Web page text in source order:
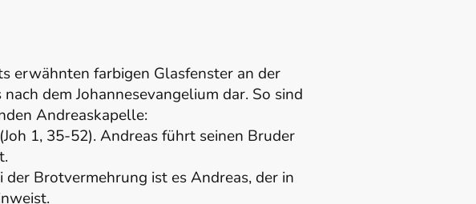
erwähnten farbigen Glasfenster an der
dem Johannesevangelium dar. So sind
Andreaskapelle:
1, 35-52). Andreas führt seinen Bruder
Brotvermehrung ist es Andreas, der in